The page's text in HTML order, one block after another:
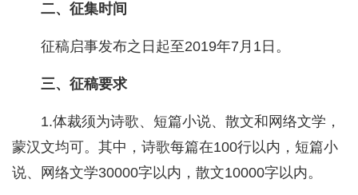
二、征集时间
征稿启事发布之日起至2019年7月1日。
三、征稿要求
1.体裁须为诗歌、短篇小说、散文和网络文学，
蒙汉文均可。其中，诗歌每篇在100行以内，短篇小
说、网络文学30000字以内，散文10000字以内。